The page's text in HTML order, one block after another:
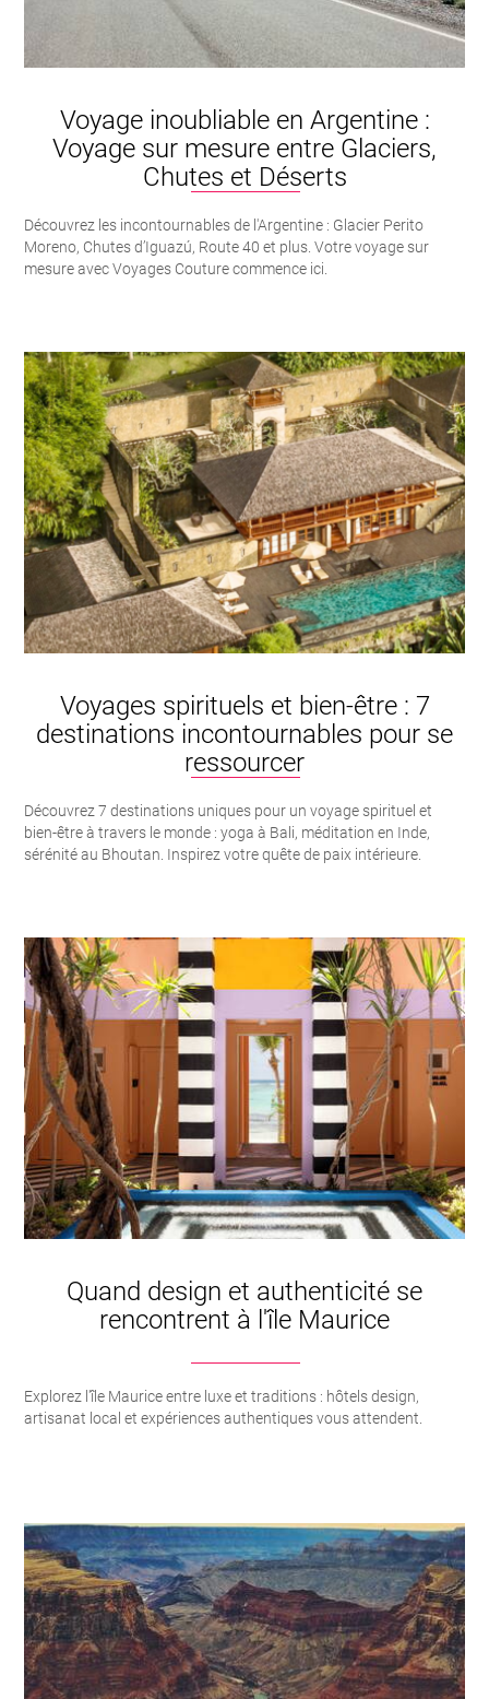
Voyage inoubliable en Argentine :
Voyage sur mesure entre Glaciers,
Chutes et Déserts
Découvrez les incontournables de l'Argentine : Glacier Perito
Moreno, Chutes d’Iguazú, Route 40 et plus. Votre voyage sur
mesure avec Voyages Couture commence ici.
Voyages spirituels et bien-être : 7
destinations incontournables pour se
ressourcer
Découvrez 7 destinations uniques pour un voyage spirituel et
bien-être à travers le monde : yoga à Bali, méditation en Inde,
sérénité au Bhoutan. Inspirez votre quête de paix intérieure.
Quand design et authenticité se
rencontrent à l'île Maurice
Explorez l'île Maurice entre luxe et traditions : hôtels design,
artisanat local et expériences authentiques vous attendent.